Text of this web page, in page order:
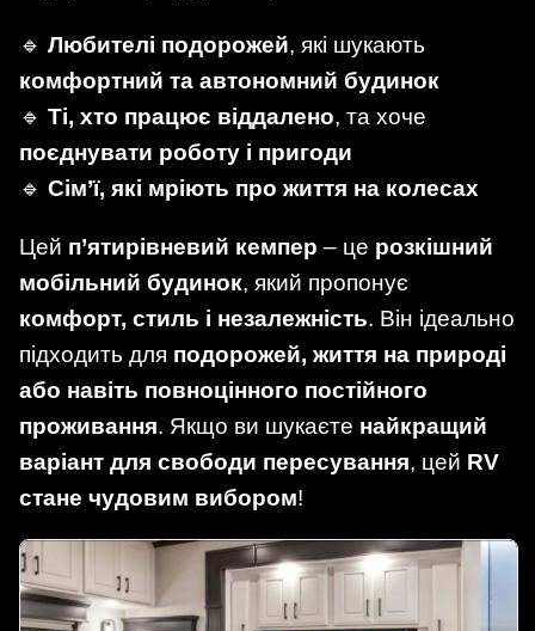
🔹 Любителі подорожей, які шукають
комфортний та автономний будинок
🔹 Ті, хто працює віддалено, та хоче
поєднувати роботу і пригоди
🔹 Сім’ї, які мріють про життя на колесах
Цей п’ятирівневий кемпер – це розкішний
мобільний будинок, який пропонує
комфорт, стиль і незалежність. Він ідеально
підходить для подорожей, життя на природі
або навіть повноцінного постійного
проживання. Якщо ви шукаєте найкращий
варіант для свободи пересування, цей RV
стане чудовим вибором!